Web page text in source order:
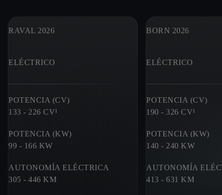
RAVAL 2026
ELÉCTRICO
POTENCIA (CV)
133 - 226 CV¹
POTENCIA (KW)
99 - 166 KW
AUTONOMÍA ELÉCTRICA
305 - 446 KM
BORN 2026
ELÉCTRICO
POTENCIA (CV)
190 - 326 CV¹
POTENCIA (KW)
140 - 240 KW
AUTONOMÍA
413 - 631 KM